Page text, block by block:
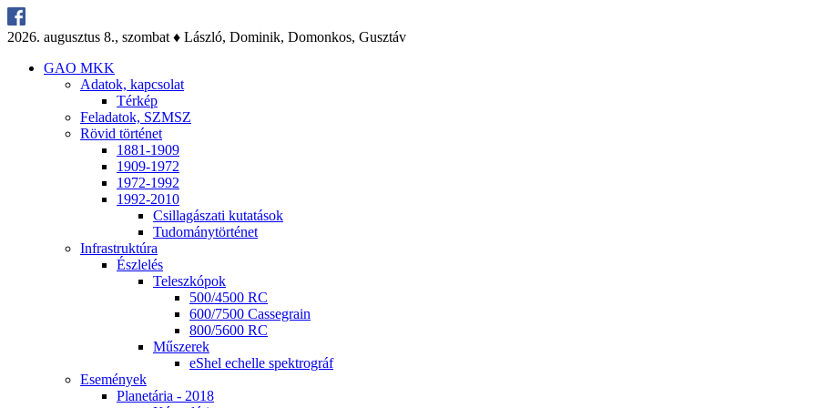
2026. au­gusz­tus 8., szom­bat ♦ Lász­ló, Do­mi­nik, Do­mon­kos, Gusz­táv
GAO MKK
Ada­tok, kap­cso­lat
Tér­kép
Fel­ada­tok, SZMSZ
Rö­vid tör­té­net
1881-1909
1909-1972
1972-1992
1992-2010
Csil­la­gá­sza­ti ku­ta­tá­sok
Tu­do­mány­tör­té­net
Inf­ra­struk­tú­ra
Ész­le­lés
Te­lesz­kó­pok
500/4500 RC
600/7500 Cas­seg­ra­in
800/5600 RC
Mű­sze­rek
eS­hel echel­le spekt­ro­gráf
Ese­mé­nyek
Pla­ne­tá­ria - 2018